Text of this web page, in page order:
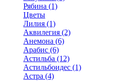
Рябина (1)
Цветы
Лилия (1)
Аквилегия (2)
Анемона (6)
Арабис (6)
Астильба (12)
Астильбоидес (1)
Астра (4)